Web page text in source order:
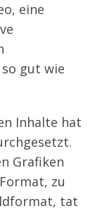
eine
gut wie
Inhalte hat
Grafiken
zu
tat